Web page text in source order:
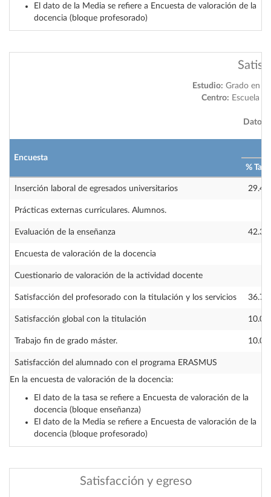
El dato de la Media se refiere a Encuesta de valoración de la
docencia (bloque profesorado)
Estudio: Grado en
Centro: Escuela
Datos
Encuesta
% Tasa
Inserción laboral de egresados universitarios 29.41
Prácticas externas curriculares. Alumnos.
Evaluación de la enseñanza 42.31
Encuesta de valoración de la docencia
Cuestionario de valoración de la actividad docente
Satisfacción del profesorado con la titulación y los servicios 36.70
Satisfacción global con la titulación 10.00
Trabajo fin de grado máster. 10.00
Satisfacción del alumnado con el programa ERASMUS
En la encuesta de valoración de la docencia:
El dato de la tasa se refiere a Encuesta de valoración de la
docencia (bloque enseñanza)
El dato de la Media se refiere a Encuesta de valoración de la
docencia (bloque profesorado)
Satisfacción y egreso